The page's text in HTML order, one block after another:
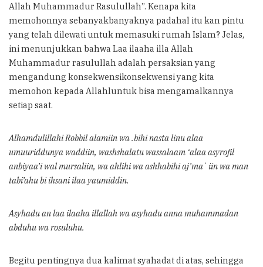
Allah Muhammadur Rasulullah”. Kenapa kita
memohonnya sebanyakbanyaknya padahal itu kan pintu
yang telah dilewati untuk memasuki rumah Islam? Jelas,
ini menunjukkan bahwa Laa ilaaha illa Allah
Muhammadur rasulullah adalah persaksian yang
mengandung konsekwensikonsekwensi yang kita
memohon kepada Allahluntuk bisa mengamalkannya
setiap saat.
Alhamdulillahi Robbil alamiin wa .bihi nasta linu alaa
umuuriddunya waddiin, washshalatu wassalaam ‘alaa asyrofil
anbiyaa’i wal mursaliin, wa ahlihi wa ashhabihi aj’ma`iin wa man
tabi’ahu bi ihsani ilaa yaumiddin.
Asyhadu an laa ilaaha illallah wa asyhadu anna muhammadan
abduhu wa rosuluhu.
Begitu pentingnya dua kalimat syahadat di atas, sehingga